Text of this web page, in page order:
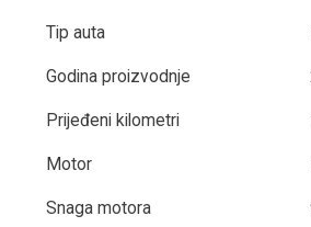
Tip auta
Godina proizvodnje
Prijeđeni kilometri
Motor
Snaga motora